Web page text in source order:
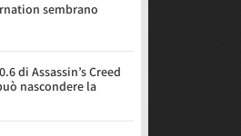
sembrano
di Assassin’s Creed
nascondere la